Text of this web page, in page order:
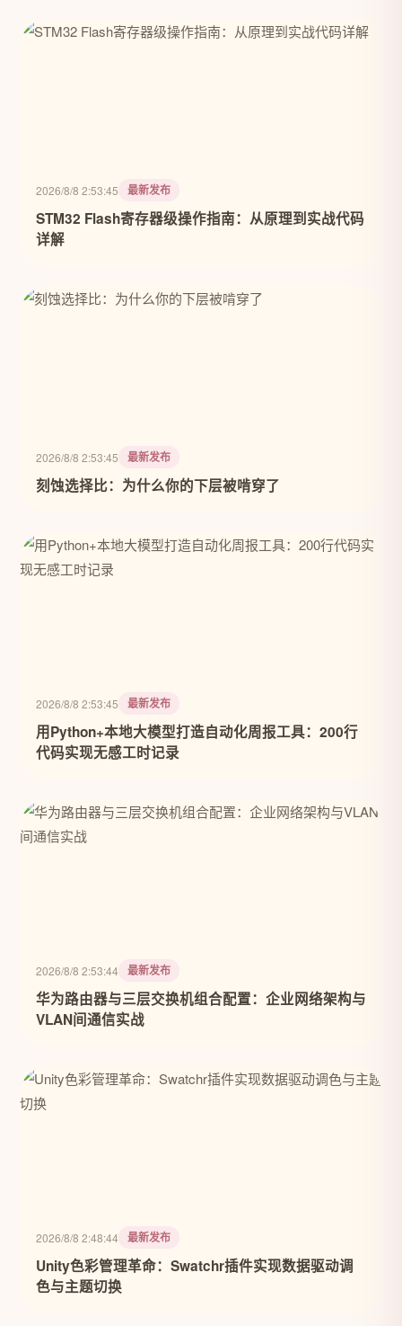
2026/8/8 2:53:45 最新发布
STM32 Flash寄存器级操作指南：从原理到实战代码
详解
2026/8/8 2:53:45 最新发布
刻蚀选择比：为什么你的下层被啃穿了
2026/8/8 2:53:45 最新发布
用Python+本地大模型打造自动化周报工具：200行
代码实现无感工时记录
2026/8/8 2:53:44 最新发布
华为路由器与三层交换机组合配置：企业网络架构与
VLAN间通信实战
2026/8/8 2:48:44 最新发布
Unity色彩管理革命：Swatchr插件实现数据驱动调
色与主题切换